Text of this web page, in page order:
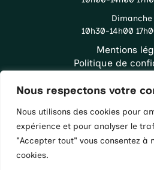
Nous respectons votre
Nous utilisons des cookies pour
expérience et pour analyser le
"Accepter tout" vous consentez à
cookies.
Dimanche
10h30-14h00
La carte
Mentions
Politique de